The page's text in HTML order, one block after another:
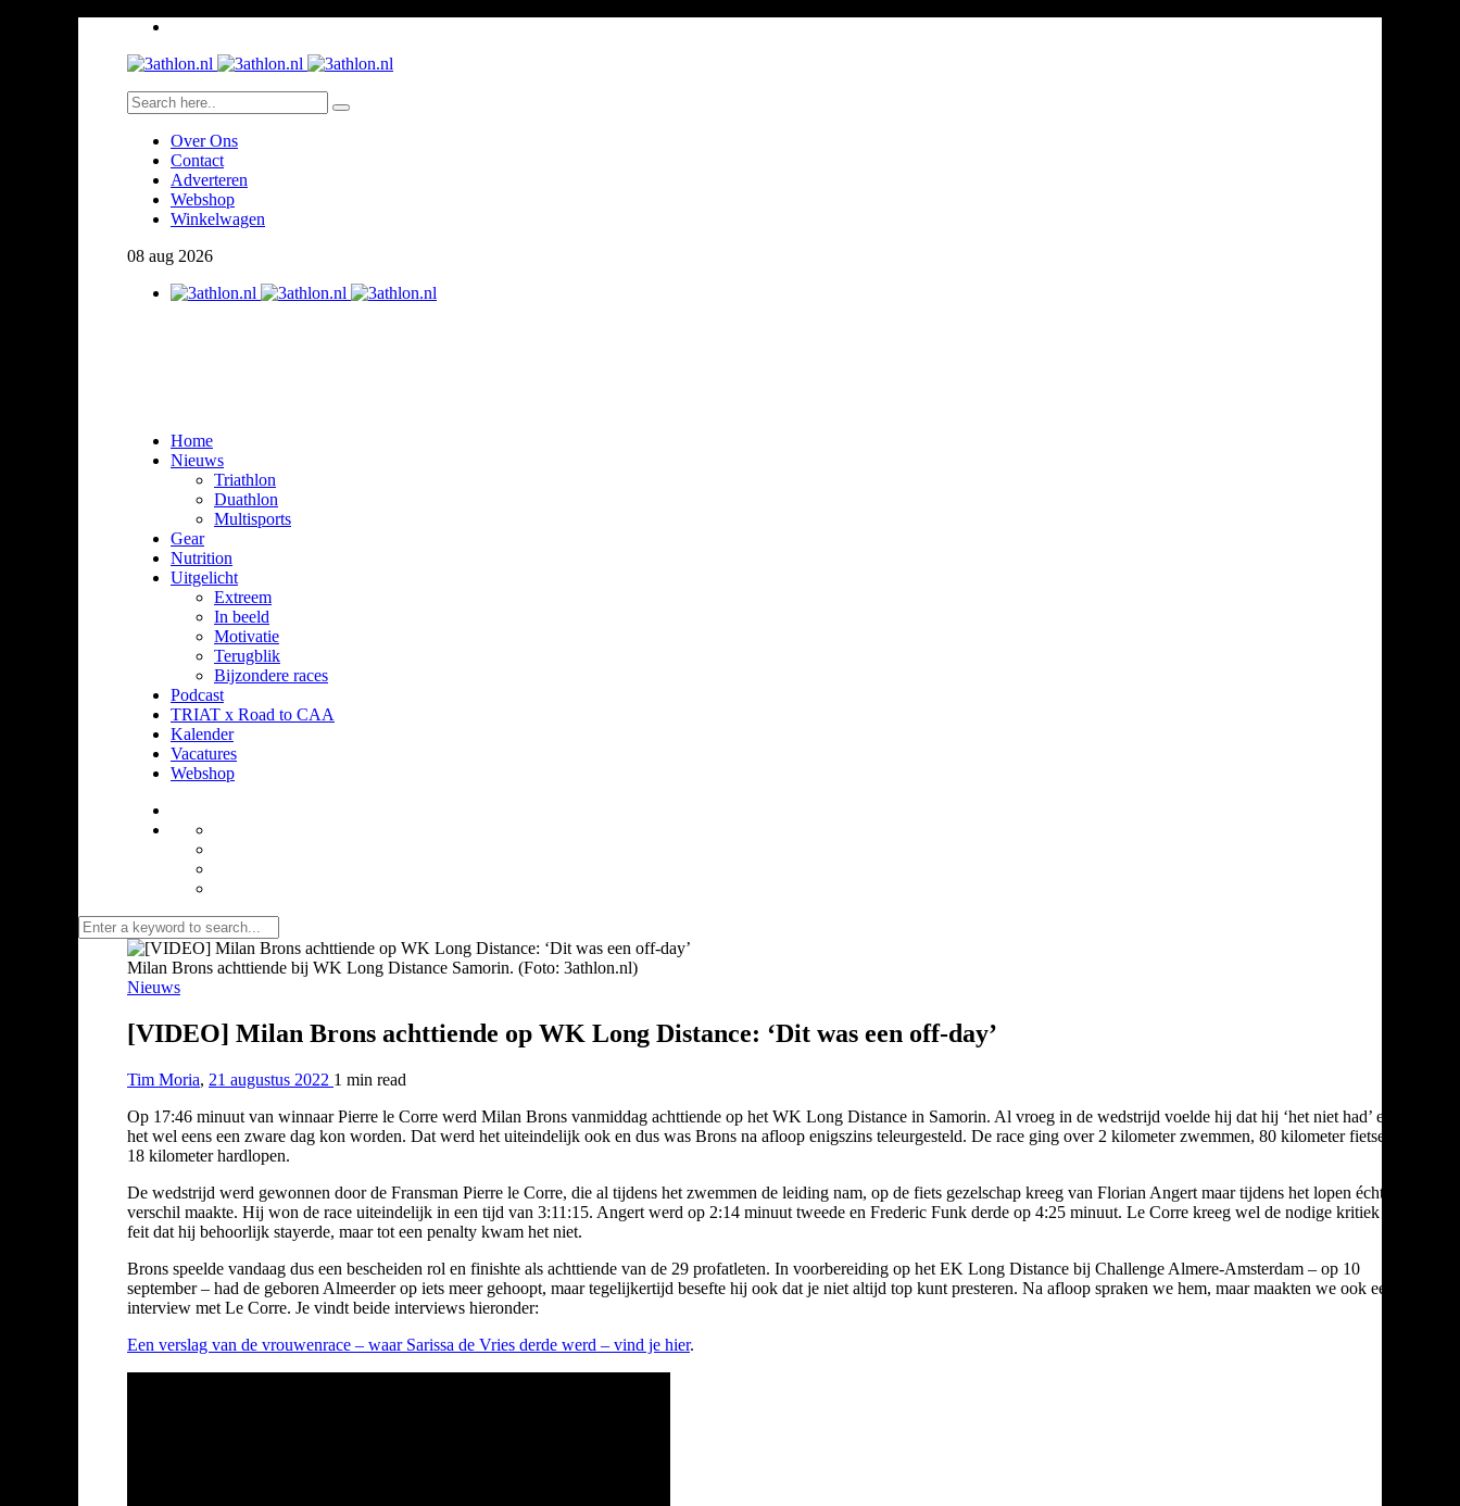
Over Ons
Contact
Adverteren
Webshop
Winkelwagen
08 aug 2026
Home
Nieuws
Triathlon
Duathlon
Multisports
Gear
Nutrition
Uitgelicht
Extreem
In beeld
Motivatie
Terugblik
Bijzondere races
Podcast
TRIAT x Road to CAA
Kalender
Vacatures
Webshop
Milan Brons achttiende bij WK Long Distance Samorin. (Foto: 3athlon.nl)
Nieuws
[VIDEO] Milan Brons achttiende op WK Long Distance: ‘Dit was een off-day’
Tim Moria, 21 augustus 2022 1 min read
Op 17:46 minuut van winnaar Pierre le Corre werd Milan Brons vanmiddag achttiende op het WK Long Distance in Samorin. Al vroeg in de wedstrijd voelde hij dat hij ‘het niet had’ en dat
het wel eens een zware dag kon worden. Dat werd het uiteindelijk ook en dus was Brons na afloop enigszins teleurgesteld. De race ging over 2 kilometer zwemmen, 80 kilometer fietsen en
18 kilometer hardlopen.
De wedstrijd werd gewonnen door de Fransman Pierre le Corre, die al tijdens het zwemmen de leiding nam, op de fiets gezelschap kreeg van Florian Angert maar tijdens het lopen écht het
verschil maakte. Hij won de race uiteindelijk in een tijd van 3:11:15. Angert werd op 2:14 minuut tweede en Frederic Funk derde op 4:25 minuut. Le Corre kreeg wel de nodige kritiek op het
feit dat hij behoorlijk stayerde, maar tot een penalty kwam het niet.
Brons speelde vandaag dus een bescheiden rol en finishte als achttiende van de 29 profatleten. In voorbereiding op het EK Long Distance bij Challenge Almere-Amsterdam – op 10
september – had de geboren Almeerder op iets meer gehoopt, maar tegelijkertijd besefte hij ook dat je niet altijd top kunt presteren. Na afloop spraken we hem, maar maakten we ook een
interview met Le Corre. Je vindt beide interviews hieronder:
Een verslag van de vrouwenrace – waar Sarissa de Vries derde werd – vind je hier.